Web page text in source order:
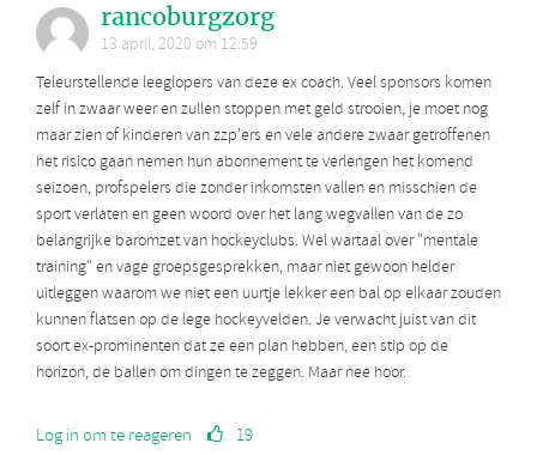
rancoburgzorg
13 april, 2020 om 12:59
Teleurstellende leeglopers van deze ex coach. Veel sponsors komen
zelf in zwaar weer en zullen stoppen met geld strooien, je moet nog
maar zien of kinderen van zzp'ers en vele andere zwaar getroffenen
het risico gaan nemen hun abonnement te verlengen het komend
seizoen, profspelers die zonder inkomsten vallen en misschien de
sport verlaten en geen woord over het lang wegvallen van de zo
belangrijke baromzet van hockeyclubs. Wel wartaal over "mentale
training" en vage groepsgesprekken, maar niet gewoon helder
uitleggen waarom we niet een uurtje lekker een bal op elkaar zouden
kunnen flatsen op de lege hockeyvelden. Je verwacht juist van dit
soort ex-prominenten dat ze een plan hebben, een stip op de
horizon, de ballen om dingen te zeggen. Maar nee hoor.
Log in om te reageren 19